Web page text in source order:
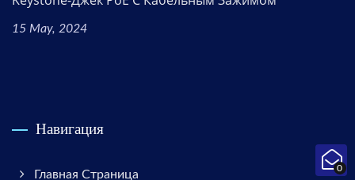
0
15 May, 2024
Навигация
Главная Страница